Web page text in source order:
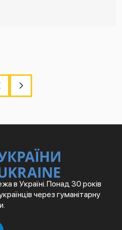
в Україні. Понад 30 років
через гуманітарну